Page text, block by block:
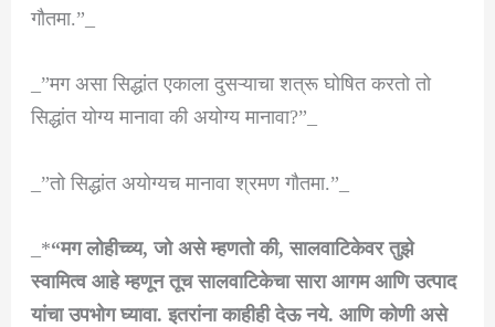
गौतमा.”_
_”मग असा सिद्धांत एकाला दुसऱ्याचा शत्रू घोषित करतो तो
सिद्धांत योग्य मानावा की अयोग्य मानावा?”_
_”तो सिद्धांत अयोग्यच मानावा श्रमण गौतमा.”_
_*“मग लोहीच्च्य, जो असे म्हणतो की, सालवाटिकेवर तुझे
स्वामित्व आहे म्हणून तूच सालवाटिकेचा सारा आगम आणि उत्पाद
यांचा उपभोग घ्यावा. इतरांना काहीही देऊ नये. आणि कोणी असे